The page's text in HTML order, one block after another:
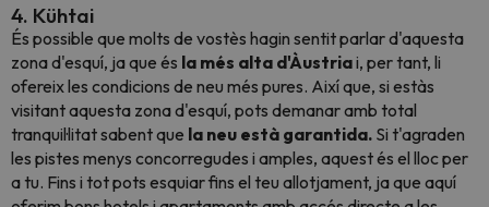
4. Kühtai
És possible que molts de vostès hagin sentit parlar d'aquesta
zona d'esquí, ja que és la més alta d'Àustriai, per tant, li
ofereix les condicions de neu més pures. Així que, si estàs
visitant aquesta zona d'esquí, pots demanar amb total
tranquil·litat sabent que la neu està garantida. Si t'agraden
les pistes menys concorregudes i amples, aquest és el lloc per
a tu. Fins i tot pots esquiar fins el teu allotjament, ja que aquí